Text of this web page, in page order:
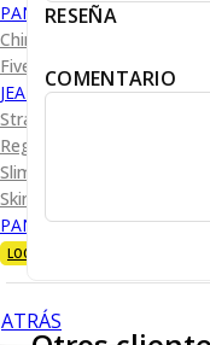
PANTALÓN CASUAL
Chino
Five Pocket
JEANS
Straight Fit
Regular Fit
Slim Fit
Skinny Fit
PANTALÓN DE VESTIR
LOOKS
ATRÁS
RESEÑA
COMENTARIO